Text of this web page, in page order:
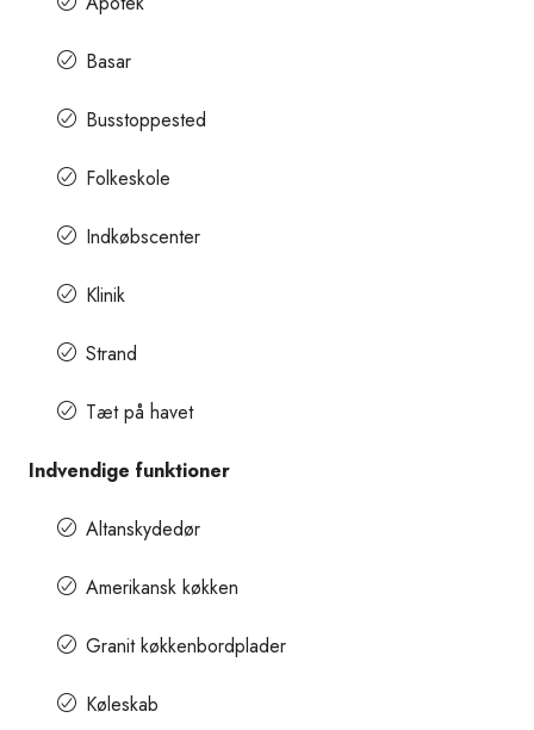
Basar
Busstoppested
Folkeskole
Indkøbscenter
Klinik
Strand
Tæt på havet
Indvendige funktioner
Altanskydedør
Amerikansk køkken
Granit køkkenbordplader
Køleskab